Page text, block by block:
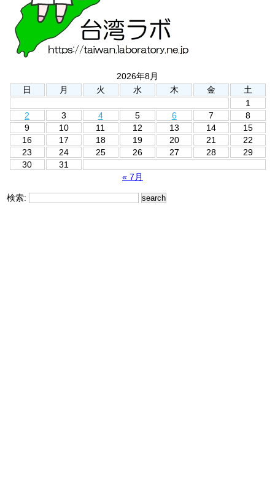
2026年8月
日
月 火 水 木 金
土
1
2
3 4 5 6 7
8
9
10 11 12 13 14
15
16
17 18 19 20 21
22
23
24 25 26 27 28
29
30
31
« 7月
検索: